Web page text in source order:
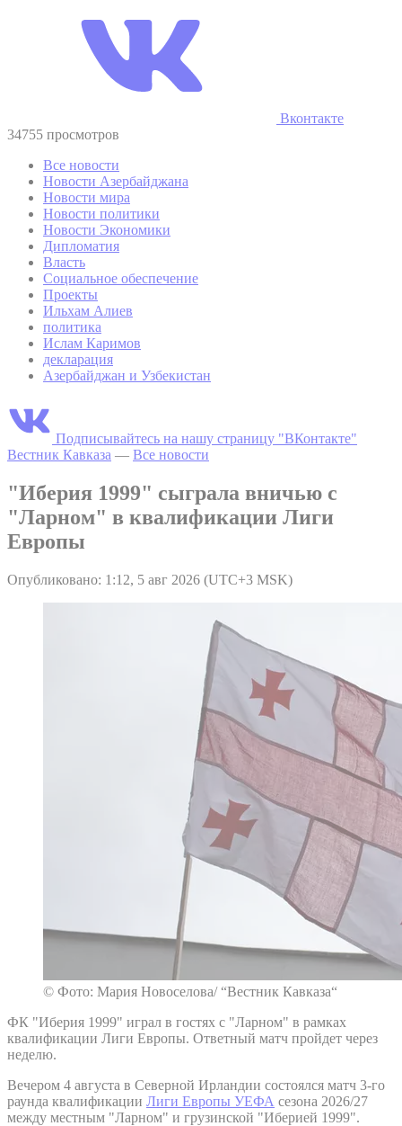
Вконтакте
34755 просмотров
Все новости
Новости Азербайджана
Новости мира
Новости политики
Новости Экономики
Дипломатия
Власть
Социальное обеспечение
Проекты
Ильхам Алиев
политика
Ислам Каримов
декларация
Азербайджан и Узбекистан
Подписывайтесь на нашу страницу "ВКонтакте"
Вестник Кавказа — Все новости
"Иберия 1999" сыграла вничью с
"Ларном" в квалификации Лиги
Европы
Опубликовано: 1:12, 5 авг 2026 (UTC+3 MSK)
© Фото: Мария Новоселова/ “Вестник Кавказа“
ФК "Иберия 1999" играл в гостях с "Ларном" в рамках
квалификации Лиги Европы. Ответный матч пройдет через
неделю.
Вечером 4 августа в Северной Ирландии состоялся матч 3-го
раунда квалификации Лиги Европы УЕФА сезона 2026/27
между местным "Ларном" и грузинской "Иберией 1999".